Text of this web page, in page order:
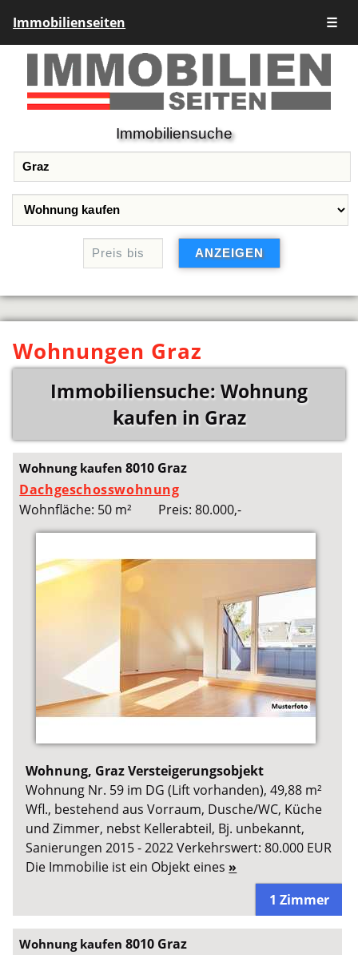
Immobilienseiten ☰
Immobiliensuche
Wohnungen Graz
Immobiliensuche: Wohnung
kaufen in Graz
Wohnung kaufen8010 Graz
Dachgeschosswohnung
Wohnfläche: 50 m²
Preis: 80.000,-
Wohnung, Graz Versteigerungsobjekt
Wohnung Nr. 59 im DG (Lift vorhanden), 49,88 m²
Wfl., bestehend aus Vorraum, Dusche/WC, Küche
und Zimmer, nebst Kellerabteil, Bj. unbekannt,
Sanierungen 2015 - 2022 Verkehrswert: 80.000 EUR
Die Immobilie ist ein Objekt eines »
1 Zimmer
Wohnung kaufen8010 Graz